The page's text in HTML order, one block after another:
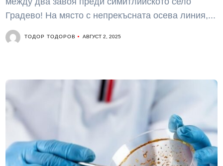
Градево! На място с непрекъсната осева линия,...
ТОДОР ТОДОРОВ АВГУСТ 2, 2025